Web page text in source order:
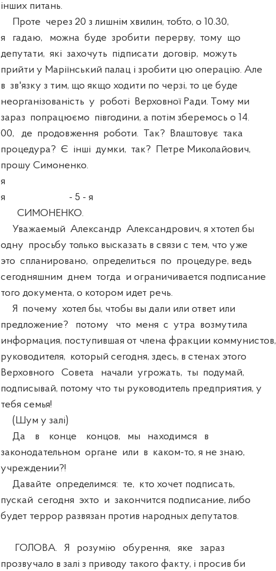
інших питань.
Проте через 20 з лишнім хвилин, тобто, о 10.30,
я гадаю, можна буде зробити перерву, тому що
депутати, які захочуть підписати договір, можуть
прийти у Маріїнський палац і зробити цю операцію. Але
в зв'язку з тим, що якщо ходити по черзі, то це буде
неорганізованість у роботі Верховної Ради. Тому ми
зараз попрацюємо півгодини, а потім зберемось о 14.
00, де продовження роботи. Так? Влаштовує така
процедура? Є інші думки, так? Петре Миколайович,
прошу Симоненко.
я
я - 5 - я
СИМОНЕНКО.
Уважаемый Александр Александрович, я хтотел бы
одну просьбу только высказать в связи с тем, что уже
это спланировано, определиться по процедуре, ведь
сегодняшним днем тогда и ограничивается подписание
того документа, о котором идет речь.
Я почему хотел бы, чтобы вы дали или ответ или
предложение? потому что меня с утра возмутила
информация, поступившая от члена фракции коммунистов,
руководителя, который сегодня, здесь, в стенах этого
Верховного Совета начали угрожать, ты подумай,
подписывай, потому что ты руководитель предприятия, у
тебя семья!
(Шум у залі)
Да в конце концов, мы находимся в
законодательном органе или в каком-то, я не знаю,
учреждении?!
Давайте определимся: те, кто хочет подписать,
пускай сегодня эхто и закончится подписание, либо
будет террор развязан против народных депутатов.
ГОЛОВА. Я розумію обурення, яке зараз
прозвучало в залі з приводу такого факту, і просив би